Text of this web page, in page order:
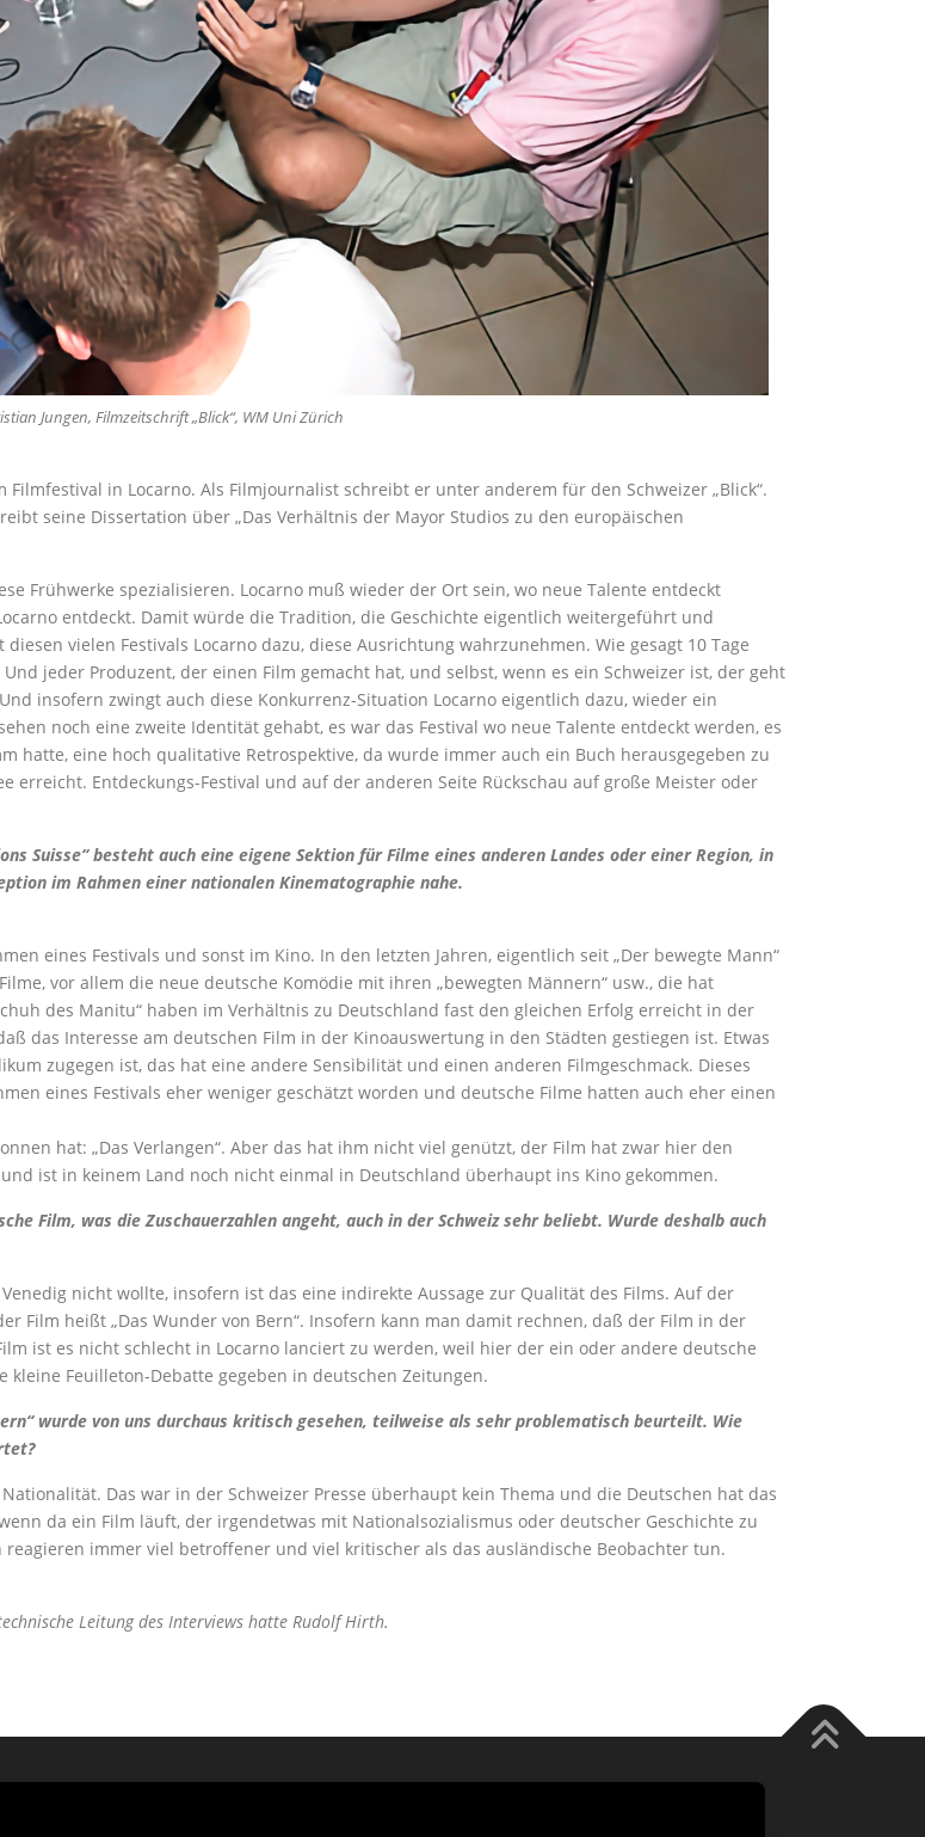
Jungen, Filmzeitschrift „Blick“, WM Uni Zürich
in Locarno. Als Filmjournalist schreibt er unter anderem für den Schweizer „Blick“.
seine Dissertation über „Das Verhältnis der Mayor Studios zu den europäischen
Frühwerke spezialisieren. Locarno muß wieder der Ort sein, wo neue Talente entdeckt
entdeckt. Damit würde die Tradition, die Geschichte eigentlich weitergeführt und
vielen Festivals Locarno dazu, diese Ausrichtung wahrzunehmen. Wie gesagt 10 Tage
jeder Produzent, der einen Film gemacht hat, und selbst, wenn es ein Schweizer ist, der geht
insofern zwingt auch diese Konkurrenz-Situation Locarno eigentlich dazu, wieder ein
noch eine zweite Identität gehabt, es war das Festival wo neue Talente entdeckt werden, es
hatte, eine hoch qualitative Retrospektive, da wurde immer auch ein Buch herausgegeben zu
erreicht. Entdeckungs-Festival und auf der anderen Seite Rückschau auf große Meister oder
Suisse“ besteht auch eine eigene Sektion für Filme eines anderen Landes oder einer Region, in
im Rahmen einer nationalen Kinematographie nahe.
eines Festivals und sonst im Kino. In den letzten Jahren, eigentlich seit „Der bewegte Mann“
vor allem die neue deutsche Komödie mit ihren „bewegten Männern“ usw., die hat
des Manitu“ haben im Verhältnis zu Deutschland fast den gleichen Erfolg erreicht in der
das Interesse am deutschen Film in der Kinoauswertung in den Städten gestiegen ist. Etwas
zugegen ist, das hat eine andere Sensibilität und einen anderen Filmgeschmack. Dieses
eines Festivals eher weniger geschätzt worden und deutsche Filme hatten auch eher einen
hat: „Das Verlangen“. Aber das hat ihm nicht viel genützt, der Film hat zwar hier den
ist in keinem Land noch nicht einmal in Deutschland überhaupt ins Kino gekommen.
Film, was die Zuschauerzahlen angeht, auch in der Schweiz sehr beliebt. Wurde deshalb auch
nicht wollte, insofern ist das eine indirekte Aussage zur Qualität des Films. Auf der
Film heißt „Das Wunder von Bern“. Insofern kann man damit rechnen, daß der Film in der
ist es nicht schlecht in Locarno lanciert zu werden, weil hier der ein oder andere deutsche
Feuilleton-Debatte gegeben in deutschen Zeitungen.
wurde von uns durchaus kritisch gesehen, teilweise als sehr problematisch beurteilt. Wie
Das war in der Schweizer Presse überhaupt kein Thema und die Deutschen hat das
da ein Film läuft, der irgendetwas mit Nationalsozialismus oder deutscher Geschichte zu
immer viel betroffener und viel kritischer als das ausländische Beobachter tun.
Leitung des Interviews hatte Rudolf Hirth.